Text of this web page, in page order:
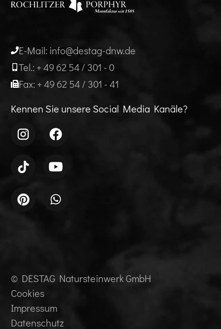
E-Mail: info@destag-dnw.de
Tel.: + 49 62 54 / 301 - 0
Fax: + 49 62 54 / 301 - 41
Kennen Sie unsere Social Media Kanäle?
© DESTAG Natursteinwerk GmbH
Cookies
Impressum
Datenschutz